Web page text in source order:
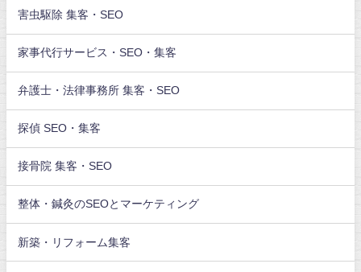
害虫駆除 集客・SEO
家事代行サービス・SEO・集客
弁護士・法律事務所 集客・SEO
探偵 SEO・集客
接骨院 集客・SEO
整体・鍼灸のSEOとマーケティング
新築・リフォーム集客